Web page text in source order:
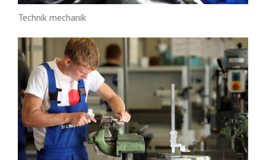
Technik mechanik